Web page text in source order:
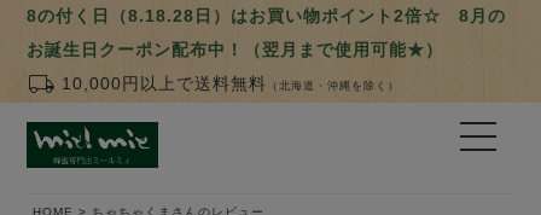
8の付く日（8.18.28日）はお買い物ポイント2倍☆ 8月の
お誕生日クーポン配布中！（翌月まで使用可能★）
local_shipping 10,000円以上で送料無料 （北海道・沖縄を除く）